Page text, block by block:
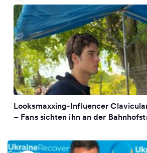
Looksmaxxing-Influencer
– Fans sichten ihn an der